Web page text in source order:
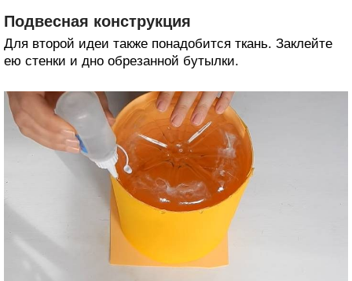
Подвесная конструкция
Для второй идеи также понадобится ткань. Заклейте
ею стенки и дно обрезанной бутылки.